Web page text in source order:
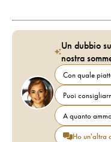
Un dubbio
nostra
Con quale
Puoi
A quanto
Ho un'altra